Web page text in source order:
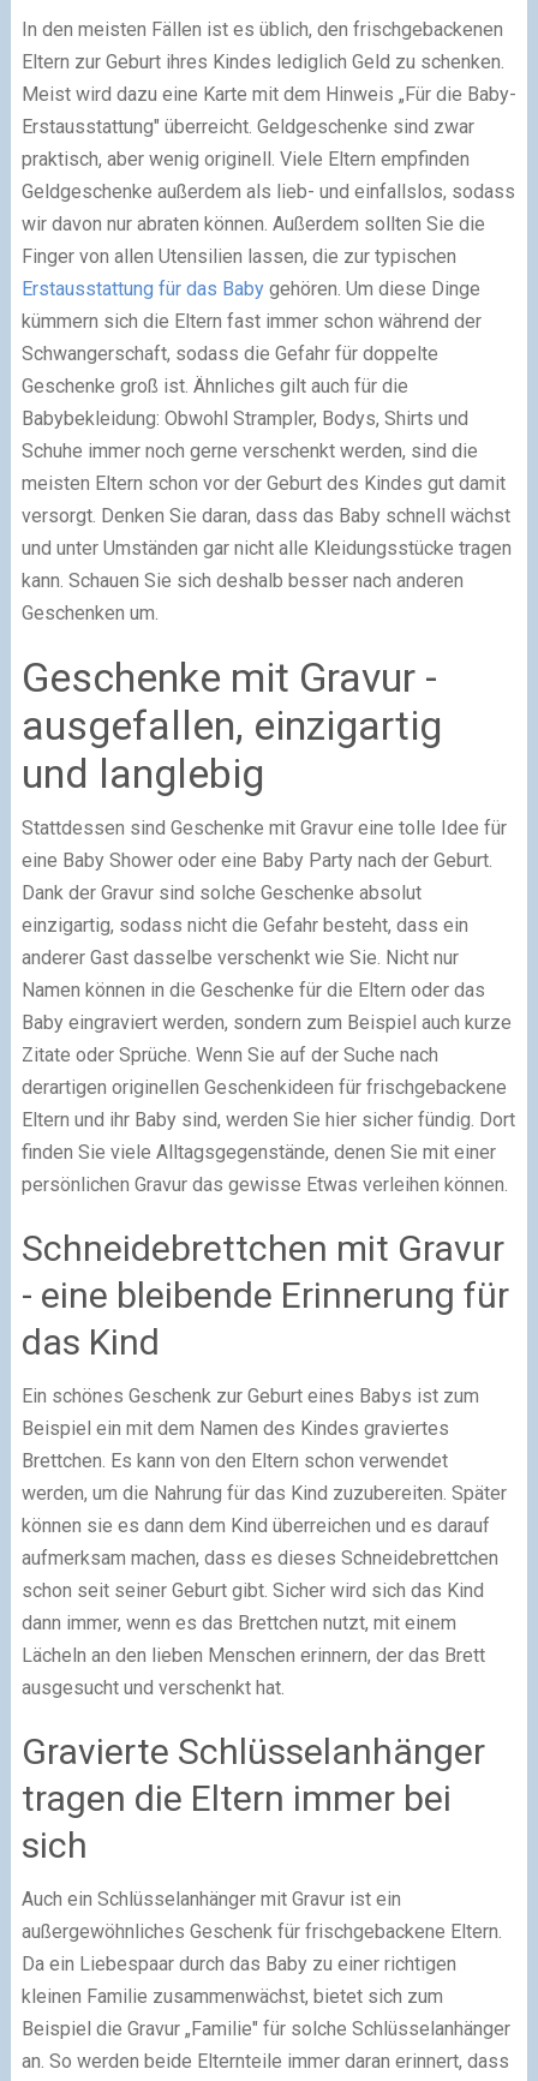
In den meisten Fällen ist es üblich, den frischgebackenen
Eltern zur Geburt ihres Kindes lediglich Geld zu schenken.
Meist wird dazu eine Karte mit dem Hinweis „Für die Baby-
Erstausstattung" überreicht. Geldgeschenke sind zwar
praktisch, aber wenig originell. Viele Eltern empfinden
Geldgeschenke außerdem als lieb- und einfallslos, sodass
wir davon nur abraten können. Außerdem sollten Sie die
Finger von allen Utensilien lassen, die zur typischen
Erstausstattung für das Babygehören. Um diese Dinge
kümmern sich die Eltern fast immer schon während der
Schwangerschaft, sodass die Gefahr für doppelte
Geschenke groß ist. Ähnliches gilt auch für die
Babybekleidung: Obwohl Strampler, Bodys, Shirts und
Schuhe immer noch gerne verschenkt werden, sind die
meisten Eltern schon vor der Geburt des Kindes gut damit
versorgt. Denken Sie daran, dass das Baby schnell wächst
und unter Umständen gar nicht alle Kleidungsstücke tragen
kann. Schauen Sie sich deshalb besser nach anderen
Geschenken um.
Geschenke mit Gravur -
ausgefallen, einzigartig
und langlebig
Stattdessen sind Geschenke mit Gravur eine tolle Idee für
eine Baby Shower oder eine Baby Party nach der Geburt.
Dank der Gravur sind solche Geschenke absolut
einzigartig, sodass nicht die Gefahr besteht, dass ein
anderer Gast dasselbe verschenkt wie Sie. Nicht nur
Namen können in die Geschenke für die Eltern oder das
Baby eingraviert werden, sondern zum Beispiel auch kurze
Zitate oder Sprüche. Wenn Sie auf der Suche nach
derartigen originellen Geschenkideen für frischgebackene
Eltern und ihr Baby sind, werden Sie hier sicher fündig. Dort
finden Sie viele Alltagsgegenstände, denen Sie mit einer
persönlichen Gravur das gewisse Etwas verleihen können.
Schneidebrettchen mit Gravur
- eine bleibende Erinnerung für
das Kind
Ein schönes Geschenk zur Geburt eines Babys ist zum
Beispiel ein mit dem Namen des Kindes graviertes
Brettchen. Es kann von den Eltern schon verwendet
werden, um die Nahrung für das Kind zuzubereiten. Später
können sie es dann dem Kind überreichen und es darauf
aufmerksam machen, dass es dieses Schneidebrettchen
schon seit seiner Geburt gibt. Sicher wird sich das Kind
dann immer, wenn es das Brettchen nutzt, mit einem
Lächeln an den lieben Menschen erinnern, der das Brett
ausgesucht und verschenkt hat.
Gravierte Schlüsselanhänger
tragen die Eltern immer bei
sich
Auch ein Schlüsselanhänger mit Gravur ist ein
außergewöhnliches Geschenk für frischgebackene Eltern.
Da ein Liebespaar durch das Baby zu einer richtigen
kleinen Familie zusammenwächst, bietet sich zum
Beispiel die Gravur „Familie" für solche Schlüsselanhänger
an. So werden beide Elternteile immer daran erinnert, dass